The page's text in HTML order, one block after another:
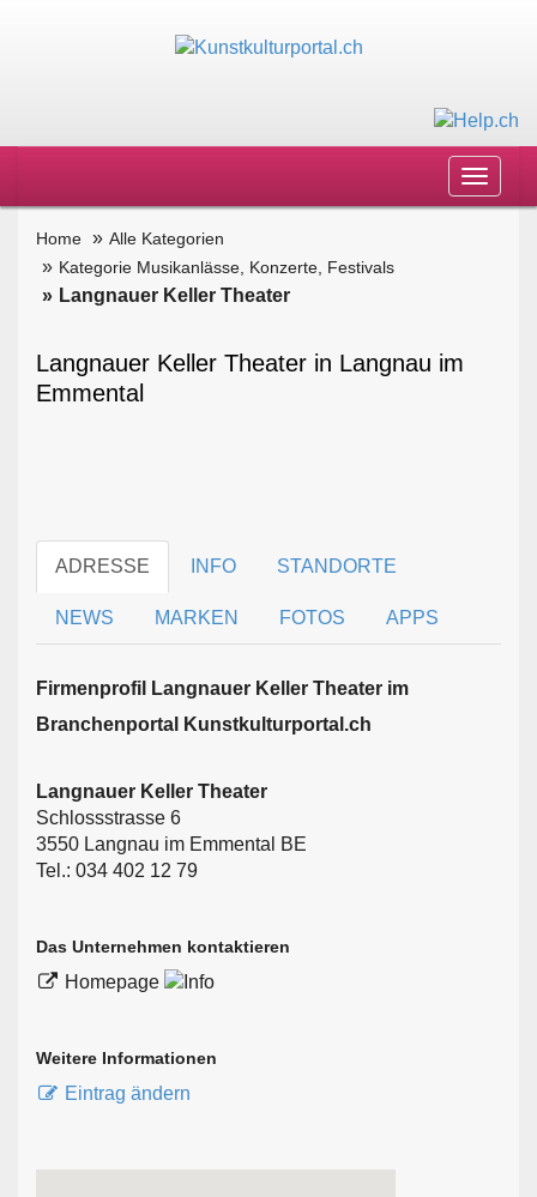
Toggle
Home
Alle Kategorien
Kategorie Musikanlässe, Konzerte, Festivals
Langnauer Keller Theater
Langnauer Keller Theater in Langnau im
Emmental
ADRESSE INFO STANDORTE
NEWS MARKEN FOTOS APPS
Firmen­profil Langnauer Keller Theater im
Branchen­portal Kunstkulturportal.ch
Langnauer Keller Theater
Schlossstrasse 6
3550 Langnau im Emmental BE
Tel.: 034 402 12 79
Das Unternehmen kontaktieren
Homepage
Weitere Informationen
Eintrag ändern